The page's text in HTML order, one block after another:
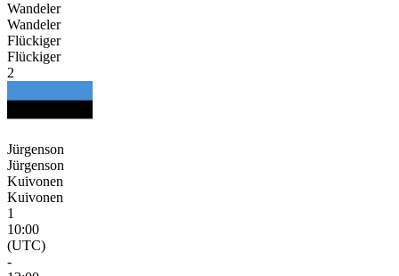
Wandeler
Wandeler
Flückiger
Flückiger
2
Jürgenson
Jürgenson
Kuivonen
Kuivonen
1
10:00
(UTC)
-